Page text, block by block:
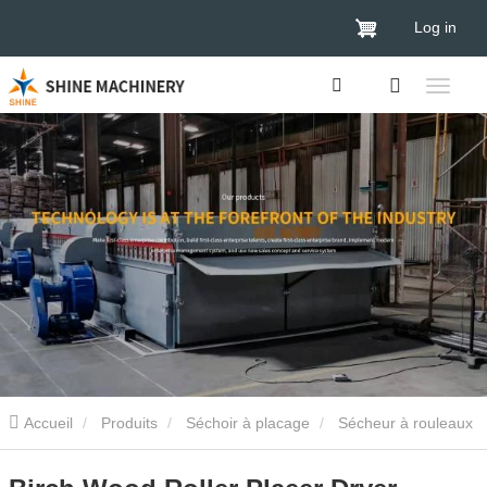
Log in
Accueil Produits Séchoir à placage Sécheur à rouleaux
de placage